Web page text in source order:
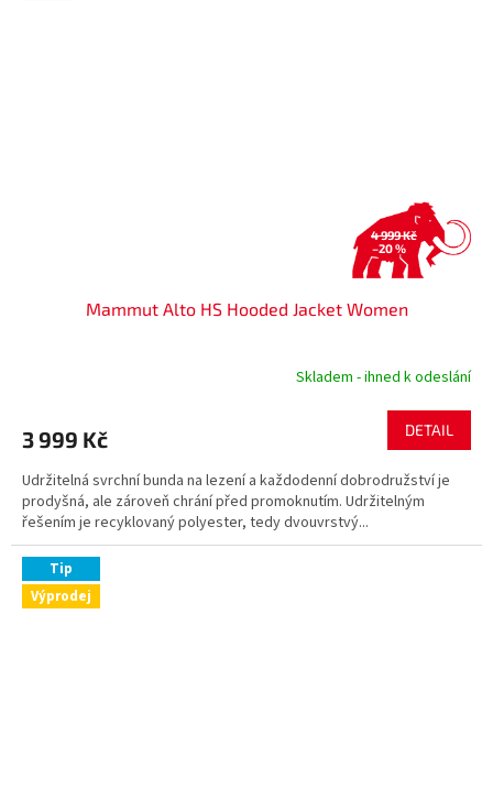
4 999 Kč
–20 %
Mammut Alto HS Hooded Jacket Women
Skladem - ihned k odeslání
3 999 Kč DETAIL
Udržitelná svrchní bunda na lezení a každodenní dobrodružství je
prodyšná, ale zároveň chrání před promoknutím. Udržitelným
řešením je recyklovaný polyester, tedy dvouvrstvý...
Tip
Výprodej